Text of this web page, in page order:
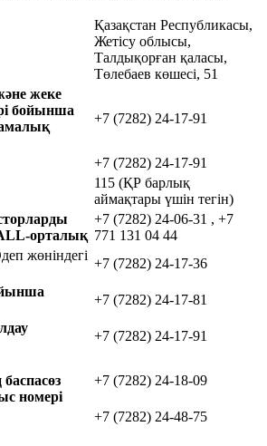
Қазақстан Республикасы,
Жетісу облысы,
Талдықорған қаласы,
Төлебаев көшесі, 51
жеке
бойынша
+7 (7282) 24-17-91
+7 (7282) 24-17-91
115 (ҚР барлық
аймақтары үшін тегін)
орталық
+7 (7282) 24-06-31 , +7
771 131 04 44
жөніндегі
+7 (7282) 24-17-36
+7 (7282) 24-17-81
+7 (7282) 24-17-91
номері
+7 (7282) 24-18-09
+7 (7282) 24-48-75